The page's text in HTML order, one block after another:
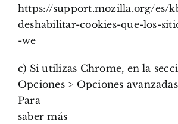
https://support.mozilla.org/es/
deshabilitar-cookies-que-los-
-we
c) Si utilizas Chrome, en la
Opciones > Opciones
Para
saber más